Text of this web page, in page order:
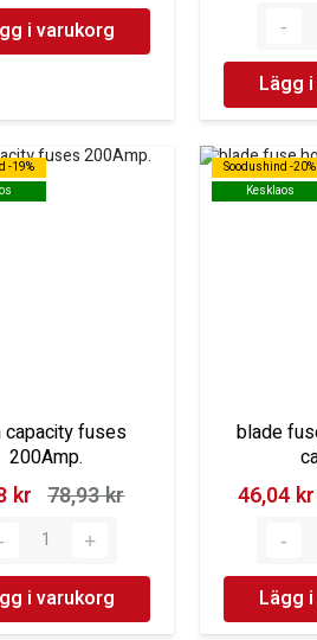
i varukorg
Lägg
-19%
-19%
capacity fuses
200Amp.
kr‎ 78,93 kr‎
i varukorg
Soodushind -20%
Kesklaos
Soodushind -20%
Kesklaos
blade
46,04 kr‎
Lägg